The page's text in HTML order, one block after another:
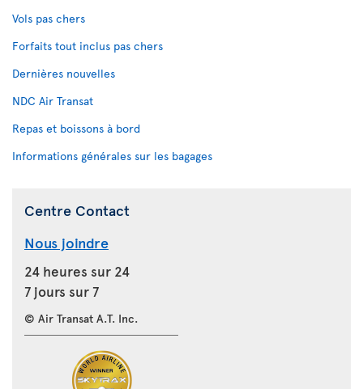
Vols pas chers
Forfaits tout inclus pas chers
Dernières nouvelles
NDC Air Transat
Repas et boissons à bord
Informations générales sur les bagages
Centre Contact
Nous joindre
24 heures sur 24
7 jours sur 7
© Air Transat A.T. Inc.